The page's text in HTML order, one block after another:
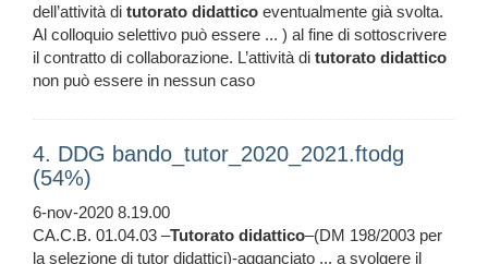
dell’attività di tutorato didattico eventualmente già svolta.
Al colloquio selettivo può essere ... ) al fine di sottoscrivere
il contratto di collaborazione. L’attività di tutorato didattico
non può essere in nessun caso
4. DDG bando_tutor_2020_2021.ftodg
(54%)
6-nov-2020 8.19.00
CA.C.B. 01.04.03 –Tutorato didattico–(DM 198/2003 per
la selezione di tutor didattici)-agganciato ... a svolgere il